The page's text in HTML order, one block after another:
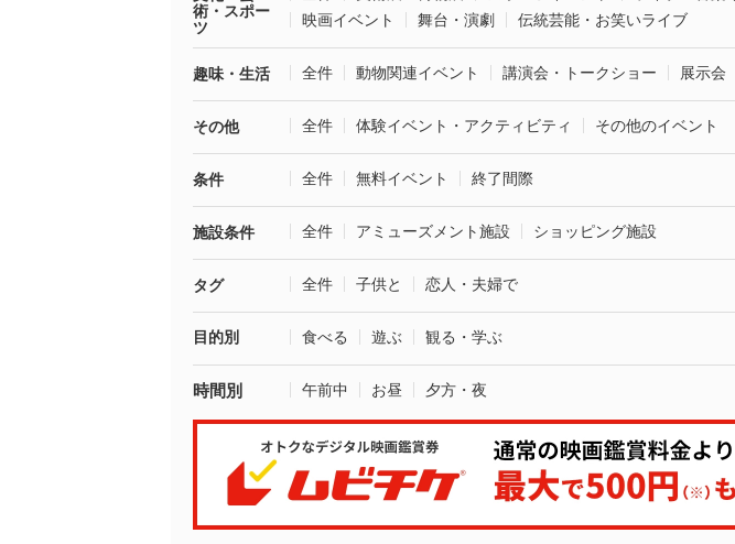
術・スポー
ツ
映画イベント
舞台・演劇 伝統芸能・お笑いライブ
趣味・生活 全件 動物関連イベント 講演会・トークショー 展示会
その他 全件 体験イベント・アクティビティ その他のイベント
条件 全件 無料イベント 終了間際
施設条件 全件 アミューズメント施設 ショッピング施設
タグ 全件 子供と 恋人・夫婦で
目的別 食べる 遊ぶ 観る・学ぶ
時間別 午前中 お昼 夕方・夜